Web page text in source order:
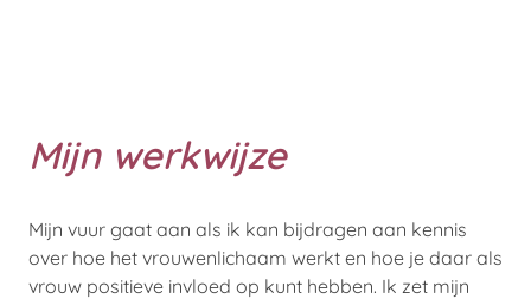
Mijn werkwijze
Mijn vuur gaat aan als ik kan bijdragen aan kennis
over hoe het vrouwenlichaam werkt en hoe je daar als
vrouw positieve invloed op kunt hebben. Ik zet mijn